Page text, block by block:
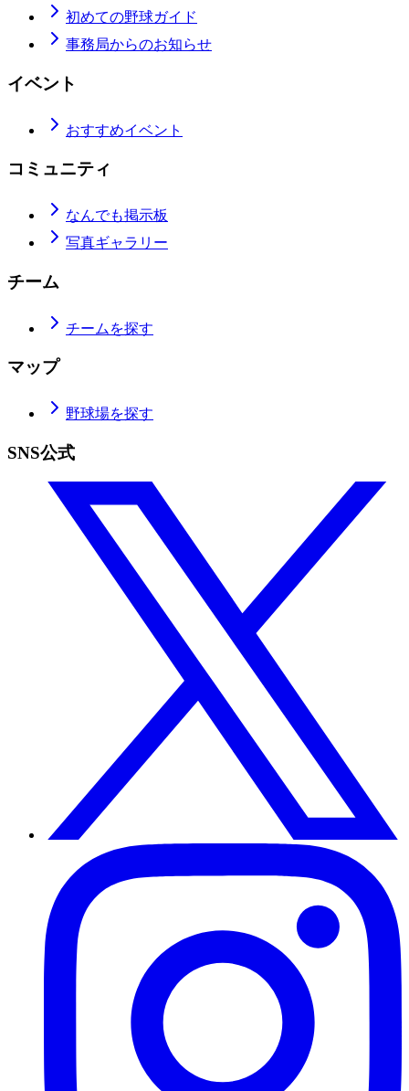
初めての野球ガイド
事務局からのお知らせ
イベント
おすすめイベント
コミュニティ
なんでも掲示板
写真ギャラリー
チーム
チームを探す
マップ
野球場を探す
SNS公式